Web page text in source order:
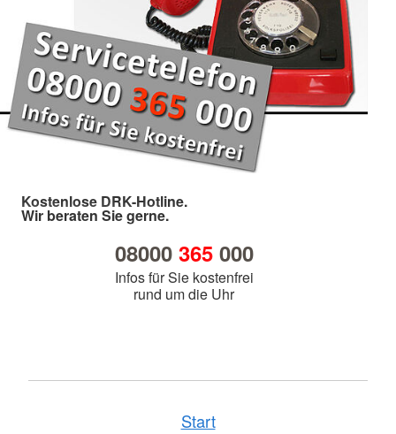
Kostenlose DRK-Hotline.
Wir beraten Sie gerne.
08000 365000
Infos für Sie kostenfrei
rund um die Uhr
Start